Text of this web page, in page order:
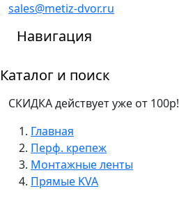
sales@metiz-dvor.ru
Навигация
Каталог и поиск
СКИДКА действует уже от 100р!
Главная
Перф. крепеж
Монтажные ленты
Прямые KVA